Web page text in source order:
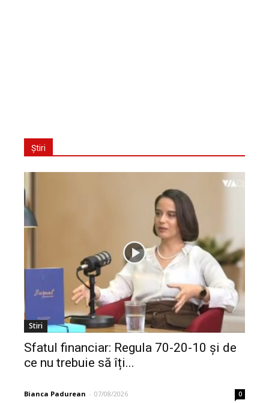
Știri
Stiri
Sfatul financiar: Regula 70-20-10 și de
ce nu trebuie să îți...
Bianca Padurean - 07/08/2026 0